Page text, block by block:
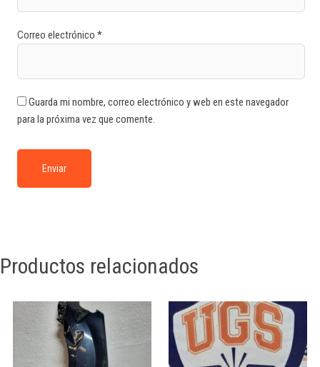
Correo electrónico *
Guarda mi nombre, correo electrónico y web en este navegador
para la próxima vez que comente.
Productos relacionados